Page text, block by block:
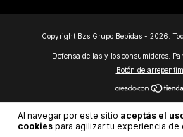
Al navegar por este sitio aceptás el
cookies para agilizar tu experiencia de
Copyright Bzs Grupo Bebidas - 2026.
Defensa de las y los consumidores.
Botón de